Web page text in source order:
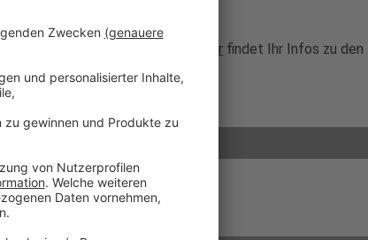
hier findet Ihr Infos zu den
nicht so viele Besucher an